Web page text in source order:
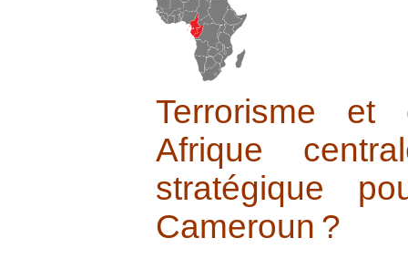
Terrorisme et
Afrique
stratégique
Cameroun ?